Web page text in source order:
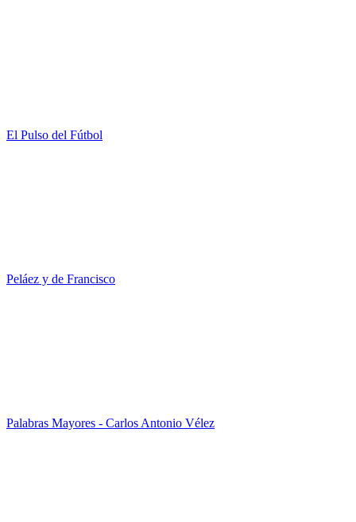
El Pulso del Fútbol
Peláez y de Francisco
Palabras Mayores - Carlos Antonio Vélez